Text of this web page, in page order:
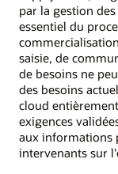
par la gestion
essentiel du
saisie, de
de besoins ne
des besoins
cloud
exigences
aux informations
intervenants sur